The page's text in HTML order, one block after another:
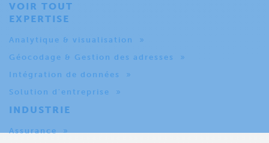
VOIR TOUT
EXPERTISE
Analytique & visualisation
Géocodage & Gestion des adresses
Intégration de données
Solution d'entreprise
INDUSTRIE
Assurance